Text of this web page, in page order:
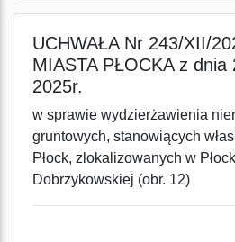
UCHWAŁA Nr 243/XII/
MIASTA PŁOCKA z dnia
2025r.
w sprawie wydzierżawienia
gruntowych, stanowiących
Płock, zlokalizowanych w
Dobrzykowskiej (obr. 12)